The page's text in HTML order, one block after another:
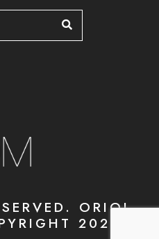
ORIOL
2020